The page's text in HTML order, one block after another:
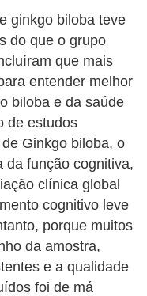
ginkgo biloba teve
do que o grupo
que mais
entender melhor
biloba e da saúde
de estudos
Ginkgo biloba, o
da função cognitiva,
clínica global
cognitivo leve
porque muitos
da amostra,
e a qualidade
foi de má